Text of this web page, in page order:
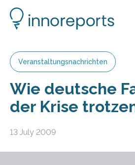
Veranstaltungsnachrichten
Wie deutsche
der Krise
13 July 2009